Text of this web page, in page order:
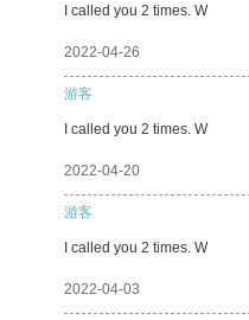
I called you 2 times. W
2022-04-26
游客
I called you 2 times. W
2022-04-20
游客
I called you 2 times. W
2022-04-03